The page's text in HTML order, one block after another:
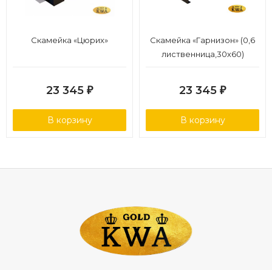
Скамейка «Цюрих»
23 345 ₽
В корзину
Скамейка «Гарнизон» (0,6
лиственница,30х60)
23 345 ₽
В корзину